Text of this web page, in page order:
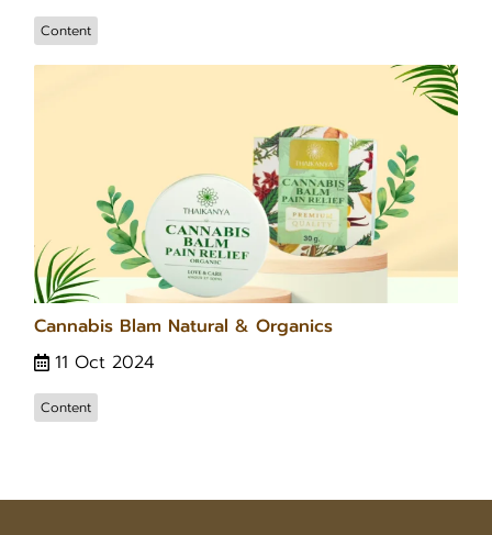
Content
Cannabis Blam Natural & Organics
11 Oct 2024
Content